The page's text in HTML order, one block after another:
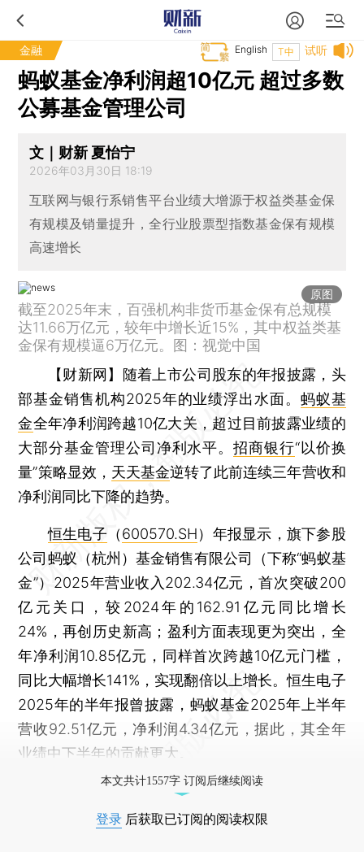
金融 试听
T中
English
蚂蚁基金净利润超10亿元 超过多数
公募基金管理公司
文｜财新 夏怡宁
2026年03月30日 18:19
互联网与银行系销售平台业绩大增源于权益类基金保
有规模及销量提升，全行业股票型指数基金保有规模
高速增长
原图
截至2025年末，百强机构非货币基金保有总规模
达11.66万亿元，较年中增长近15%，其中权益类基
金保有规模逼6万亿元。图：视觉中国
【财新网】 随着上市公司股东的年报披露，头
部基金销售机构2025年的业绩浮出水面。 蚂蚁基
金全年净利润跨越10亿大关，超过目前披露业绩的
大部分基金管理公司净利水平。招商银行“以价换
量”策略显效， 天天基金逆转了此前连续三年营收和
净利润同比下降的趋势。
恒生电子 （600570.SH）年报显示，旗下参股
公司蚂蚁（杭州）基金销售有限公司（下称“蚂蚁基
金”）2025年营业收入202.34亿元，首次突破200
亿元关口，较2024年的162.91亿元同比增长
24%，再创历史新高；盈利方面表现更为突出，全
年净利润10.85亿元，同样首次跨越10亿元门槛，
同比大幅增长141%，实现翻倍以上增长。恒生电子
2025年的半年报曾披露，蚂蚁基金2025年上半年
营收92.51亿元，净利润4.34亿元，据此，其全年
业绩中下半年的贡献更大。
本文共计1557字 订阅后继续阅读
登录 后获取已订阅的阅读权限